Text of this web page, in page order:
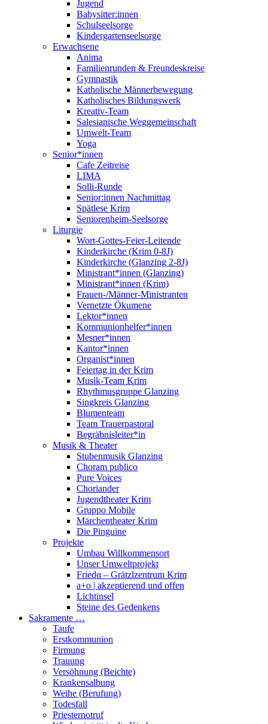
Jugend
Babysitter:innen
Schulseelsorge
Kindergartenseelsorge
Erwachsene
Anima
Familienrunden & Freundeskreise
Gymnastik
Katholische Männerbewegung
Katholisches Bildungswerk
Kreativ-Team
Salesianische Weggemeinschaft
Umwelt-Team
Yoga
Senior*innen
Cafe Zeitreise
LIMA
Solli-Runde
Senior:innen Nachmittag
Spätlese Krim
Seniorenheim-Seelsorge
Liturgie
Wort-Gottes-Feier-Leitende
Kinderkirche (Krim 0-8J)
Kinderkirche (Glanzing 2-8J)
Ministrant*innen (Glanzing)
Ministrant*innen (Krim)
Frauen-/Männer-Ministranten
Vernetzte Ökumene
Lektor*innen
Kommunionhelfer*innen
Mesner*innen
Kantor*innen
Organist*innen
Feiertag in der Krim
Musik-Team Krim
Rhythmusgruppe Glanzing
Singkreis Glanzing
Blumenteam
Team Trauerpastoral
Begräbnisleiter*in
Musik & Theater
Stubenmusik Glanzing
Choram publico
Pure Voices
Choriander
Jugendtheater Krim
Gruppo Mobile
Märchentheater Krim
Die Pinguine
Projekte
Umbau Willkommensort
Unser Umweltprojekt
Friedα – Grätzlzentrum Krim
a+o | akzeptierend und offen
Lichtinsel
Steine des Gedenkens
Sakramente …
Taufe
Erstkommunion
Firmung
Trauung
Versöhnung (Beichte)
Krankensalbung
Weihe (Berufung)
Todesfall
Priesternotruf